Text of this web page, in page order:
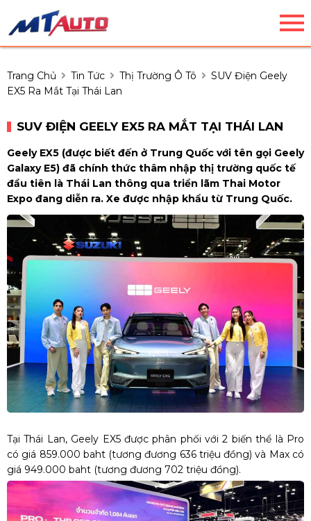
Trang Chủ Tin Tức Thị Trường Ô Tô
SUV Điện Geely
EX5 Ra Mắt Tại Thái Lan
SUV ĐIỆN GEELY EX5 RA MẮT TẠI THÁI LAN
Geely EX5 (được biết đến ở Trung Quốc với tên gọi Geely
Galaxy E5) đã chính thức thâm nhập thị trường quốc tế
đầu tiên là Thái Lan thông qua triển lãm Thai Motor
Expo đang diễn ra. Xe được nhập khẩu từ Trung Quốc.
Tại Thái Lan, Geely EX5 được phân phối với 2 biến thể là Pro
có giá 859.000 baht (tương đương 636 triệu đồng) và Max có
giá 949.000 baht (tương đương 702 triệu đồng).